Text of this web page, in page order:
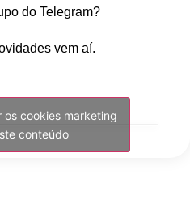
do Telegram?
vem aí.
os cookies marketing
conteúdo